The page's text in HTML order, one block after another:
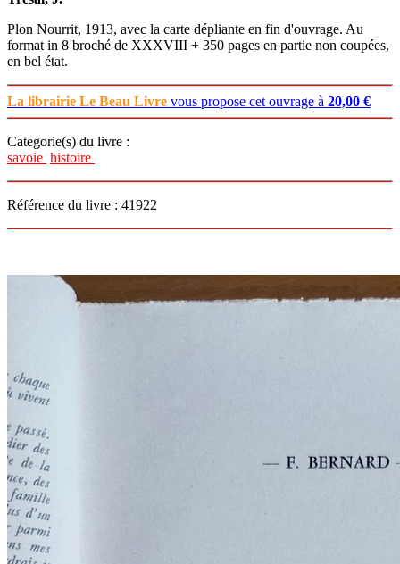
Plon Nourrit, 1913, avec la carte dépliante en fin d'ouvrage. Au
format in 8 broché de XXXVIII + 350 pages en partie non coupées,
en bel état.
La librairie Le Beau Livre vous propose cet ouvrage à 20,00 €
Categorie(s) du livre :
savoie histoire
Référence du livre : 41922